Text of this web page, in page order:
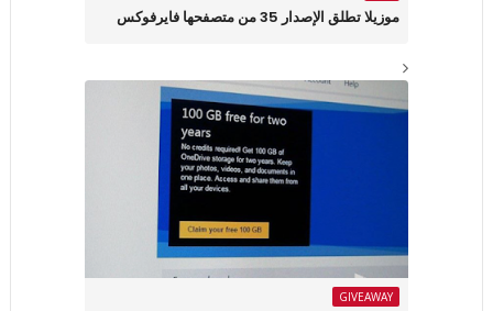
موزيلا تطلق الإصدار 35 من متصفحها فايرفوكس
GIVEAWAY